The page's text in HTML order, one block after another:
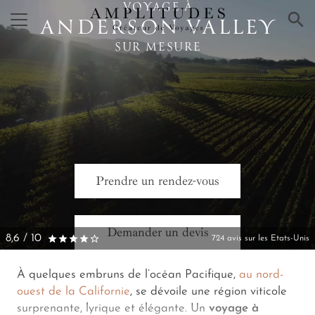
× VOYAGE À
ANDERSON VALLEY
SUR MESURE
Prendre un rendez-vous
Demander un devis
8,6 / 10 724 avis sur les Etats-Unis
À quelques embruns de l’océan Pacifique, au nord-
ouest de la Californie, se dévoile une région viticole
surprenante, lyrique et élégante. Un voyage à